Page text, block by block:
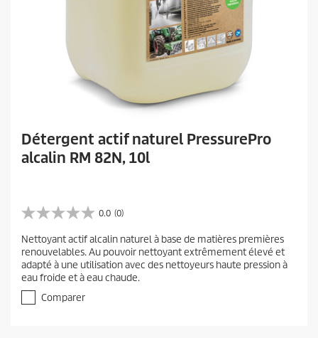
Détergent actif naturel PressurePro
alcalin RM 82N, 10l
0.0 (0)
0
0
s
u
r
é
Nettoyant actif alcalin naturel à base de matières premières
renouvelables. Au pouvoir nettoyant extrêmement élevé et
adapté à une utilisation avec des nettoyeurs haute pression à
eau froide et à eau chaude.
Comparer